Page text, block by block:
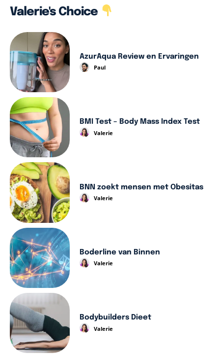
Valerie's Choice
AzurAqua Review en Ervaringen
Paul
BMI Test – Body Mass Index Test
Valerie
BNN zoekt mensen met Obesitas
Valerie
Boderline van Binnen
Valerie
Bodybuilders Dieet
Valerie